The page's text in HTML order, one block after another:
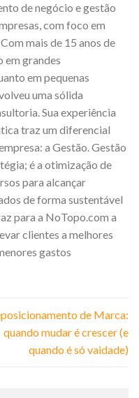
de negócio e gestão
com foco em
mais de 15 anos de
em grandes
em pequenas
uma sólida
Sua experiência
traz um diferencial
a Gestão. Gestão
é a otimização de
para alcançar
de forma sustentável
para a NoTopo.com a
clientes a melhores
gastos
de Marca:
quando mudar é crescer (e
quando é só vaidade)